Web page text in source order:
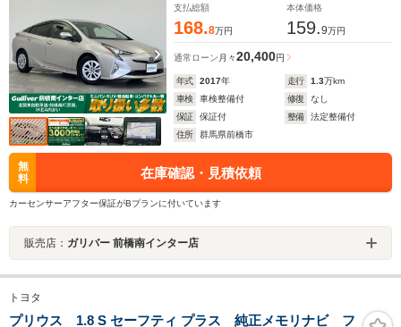
支払総額
168.8万円
本体価格
159.9万円
通常ローン 月々20,400円
年式 2017年 走行 1.3万km
車検
車検整備付 修復
なし
保証
保証付 整備
法定整備付
住所
群馬県前橋市
無
料
在庫確認・見積依頼
カーセンサーアフター保証がBプランに付いています
販売店： ガリバー 前橋南インター店
トヨタ
プリウス 1.8 S セーフティ プラス 純正メモリナビ フ